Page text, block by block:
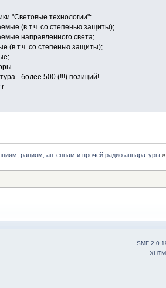
"Световые технологии":
(в т.ч. со степенью защиты);
направленного света;
(в т.ч. со степенью защиты);
- более 500 (!!!) позиций!
.r
рациям, антеннам и прочей радио аппаратуры»
SMF